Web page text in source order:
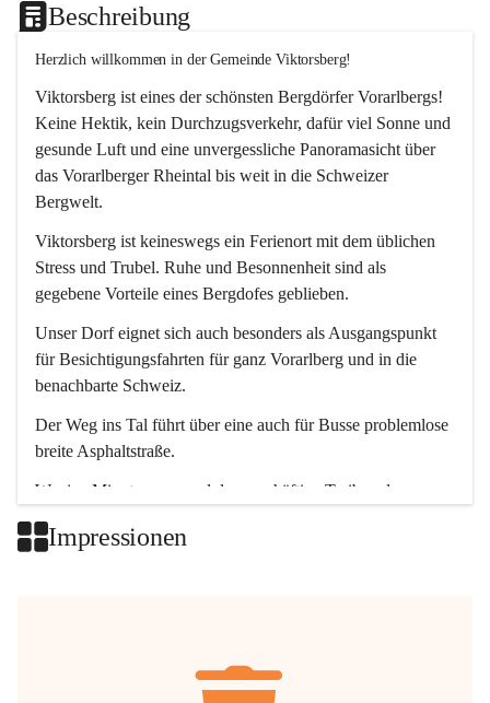
Beschreibung
Herzlich willkommen in der Gemeinde Viktorsberg!
Viktorsberg ist eines der schönsten Bergdörfer Vorarlbergs!
Keine Hektik, kein Durchzugsverkehr, dafür viel Sonne und
gesunde Luft und eine unvergessliche Panoramasicht über
das Vorarlberger Rheintal bis weit in die Schweizer
Bergwelt.
Viktorsberg ist keineswegs ein Ferienort mit dem üblichen
Stress und Trubel. Ruhe und Besonnenheit sind als
gegebene Vorteile eines Bergdofes geblieben.
Unser Dorf eignet sich auch besonders als Ausgangspunkt
für Besichtigungsfahrten für ganz Vorarlberg und in die
benachbarte Schweiz.
Der Weg ins Tal führt über eine auch für Busse problemlose
breite Asphaltstraße.
Wenige Minuten nur, und das geschäftige Treiben der
Impressionen